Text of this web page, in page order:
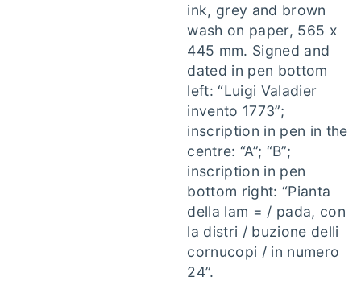
ink, grey and brown
wash on paper, 565 x
445 mm. Signed and
dated in pen bottom
left: “Luigi Valadier
invento 1773”;
inscription in pen in the
centre: “A”; “B”;
inscription in pen
bottom right: “Pianta
della lam = / pada, con
la distri / buzione delli
cornucopi / in numero
24”.